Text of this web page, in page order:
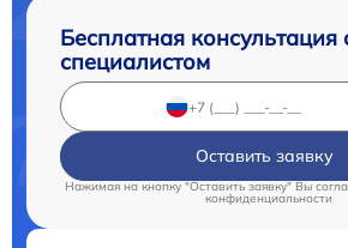
Бесплатная консультация
специалистом
Оставить заявку
Нажимая на кнопку "Оставить заявку" Вы
конфиденциальности